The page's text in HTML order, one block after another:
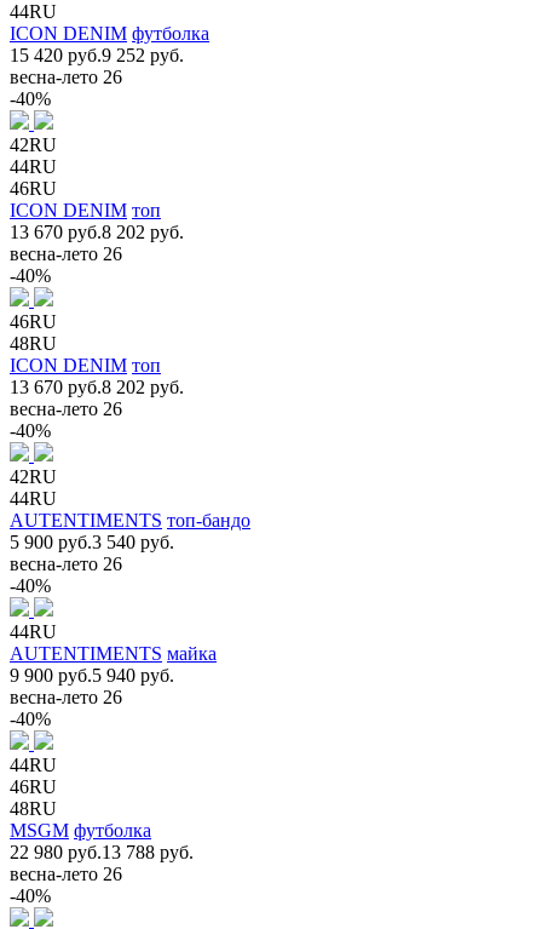
44RU
ICON DENIM футболка
15 420 руб.9 252 руб.
весна-лето 26
-40%
42RU
44RU
46RU
ICON DENIM топ
13 670 руб.8 202 руб.
весна-лето 26
-40%
46RU
48RU
ICON DENIM топ
13 670 руб.8 202 руб.
весна-лето 26
-40%
42RU
44RU
AUTENTIMENTS топ-бандо
5 900 руб.3 540 руб.
весна-лето 26
-40%
44RU
AUTENTIMENTS майка
9 900 руб.5 940 руб.
весна-лето 26
-40%
44RU
46RU
48RU
MSGM футболка
22 980 руб.13 788 руб.
весна-лето 26
-40%